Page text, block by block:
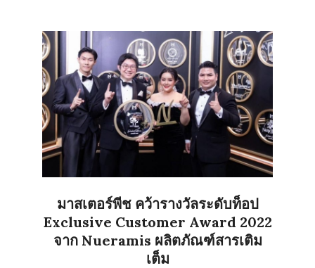
มาสเตอร์พีช คว้ารางวัลระดับท็อป
Exclusive Customer Award 2022
จาก Nueramis ผลิตภัณฑ์สารเติม
เต็ม